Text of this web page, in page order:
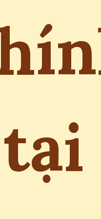
tại